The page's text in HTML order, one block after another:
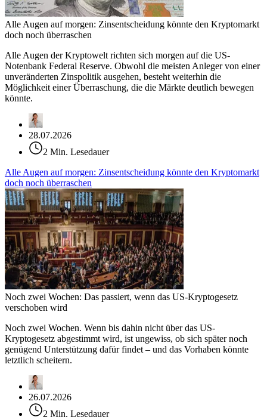
Alle Augen auf morgen: Zinsentscheidung könnte den Kryptomarkt
doch noch überraschen
Alle Augen der Kryptowelt richten sich morgen auf die US-
Notenbank Federal Reserve. Obwohl die meisten Anleger von einer
unveränderten Zinspolitik ausgehen, besteht weiterhin die
Möglichkeit einer Überraschung, die die Märkte deutlich bewegen
könnte.
28.07.2026
2 Min. Lesedauer
Alle Augen auf morgen: Zinsentscheidung könnte den Kryptomarkt
doch noch überraschen
Noch zwei Wochen: Das passiert, wenn das US-Kryptogesetz
verschoben wird
Noch zwei Wochen. Wenn bis dahin nicht über das US-
Kryptogesetz abgestimmt wird, ist ungewiss, ob sich später noch
genügend Unterstützung dafür findet – und das Vorhaben könnte
letztlich scheitern.
26.07.2026
2 Min. Lesedauer